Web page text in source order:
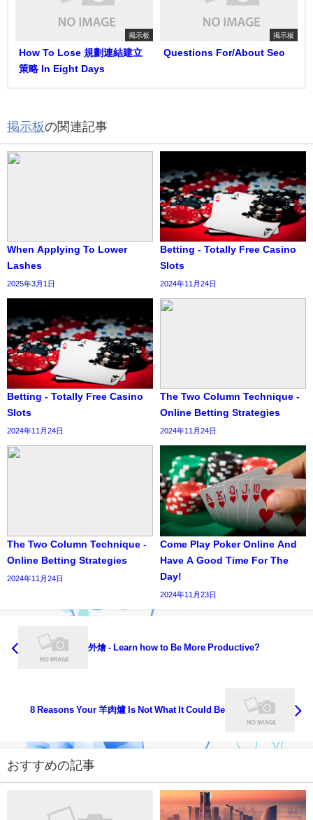
掲示板
How To Lose 規劃連結建立
策略 In Eight Days
掲示板
Questions For/About Seo
掲示板の関連記事
When Applying To Lower
Lashes
2025年3月1日
Betting - Totally Free Casino
Slots
2024年11月24日
Betting - Totally Free Casino
Slots
2024年11月24日
The Two Column Technique -
Online Betting Strategies
2024年11月24日
The Two Column Technique -
Online Betting Strategies
2024年11月24日
Come Play Poker Online And
Have A Good Time For The
Day!
2024年11月23日
外燴 - Learn how to Be More Productive?
8 Reasons Your 羊肉爐 Is Not What It Could Be
おすすめの記事